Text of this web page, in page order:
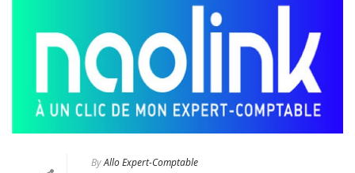
ByAllo Expert-Comptable